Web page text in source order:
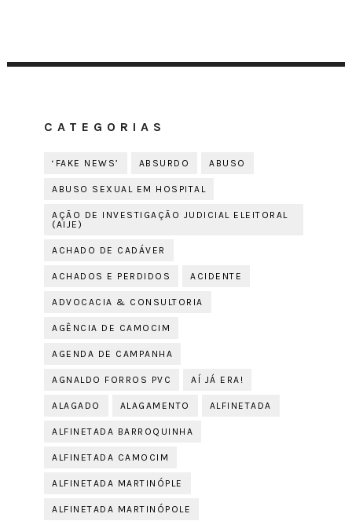
CATEGORIAS
‘FAKE NEWS’ ABSURDO ABUSO
ABUSO SEXUAL EM HOSPITAL
AÇÃO DE INVESTIGAÇÃO JUDICIAL ELEITORAL
(AIJE)
ACHADO DE CADÁVER
ACHADOS E PERDIDOS ACIDENTE
ADVOCACIA & CONSULTORIA
AGÊNCIA DE CAMOCIM
AGENDA DE CAMPANHA
AGNALDO FORROS PVC AÍ JÁ ERA!
ALAGADO ALAGAMENTO ALFINETADA
ALFINETADA BARROQUINHA
ALFINETADA CAMOCIM
ALFINETADA MARTINÓPLE
ALFINETADA MARTINÓPOLE